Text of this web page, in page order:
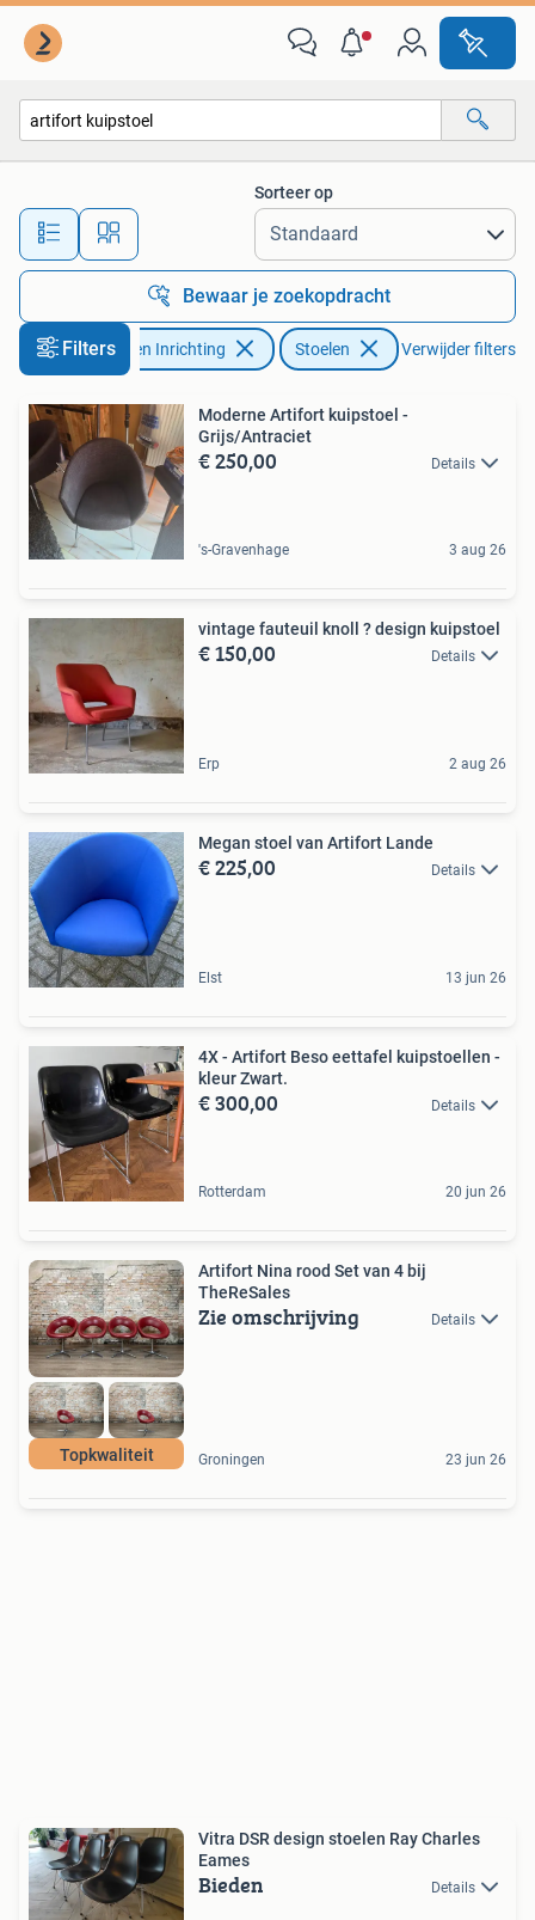
Alle afstanden…
Sorteer op
Bewaar je zoekopdracht
FiltersHuis en Inrichting Stoelen Verwijder filters
Moderne Artifort kuipstoel -
Grijs/Antraciet
€ 250,00 Details
's-Gravenhage 3 aug 26
vintage fauteuil knoll ? design kuipstoel
€ 150,00 Details
Erp 2 aug 26
Megan stoel van Artifort Lande
€ 225,00 Details
Elst 13 jun 26
4X - Artifort Beso eettafel kuipstoellen -
kleur Zwart.
€ 300,00 Details
Rotterdam 20 jun 26
Topkwaliteit
Artifort Nina rood Set van 4 bij
TheReSales
Zie omschrijving Details
Groningen 23 jun 26
Vitra DSR design stoelen Ray Charles
Eames
Bieden Details